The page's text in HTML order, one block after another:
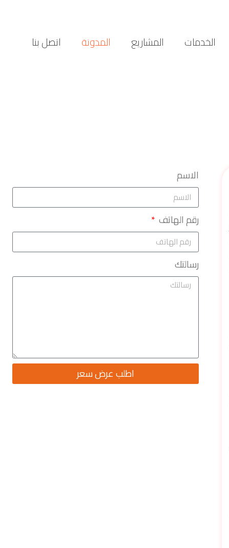
الخدمات المشاريع المدونة اتصل بنا
الاسم
رقم الهاتف
رسالتك
اطلب عرض سعر